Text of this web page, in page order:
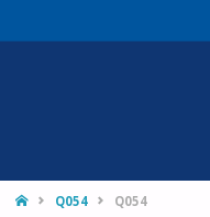
HOMEQ054 Q054